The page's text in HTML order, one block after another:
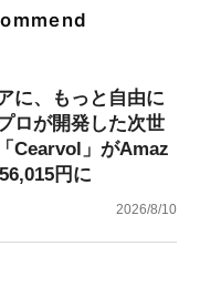
に、もっと自由に
が開発した次世
Cearvol」がAmaz
円に
2026/8/10